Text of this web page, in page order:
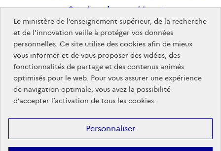
Gestion des cookies
Données personnelles
Nous rejoindre
Plan du site
Sites publics
Le ministère de l’enseignement supérieur, de la recherche
et de l'innovation veille à protéger vos données
personnelles. Ce site utilise des cookies afin de mieux
vous informer et de vous proposer des vidéos, des
fonctionnalités de partage et des contenus animés
optimisés pour le web. Pour vous assurer une expérience
de navigation optimale, vous avez la possibilité
d’accepter l’activation de tous les cookies.
Personnaliser